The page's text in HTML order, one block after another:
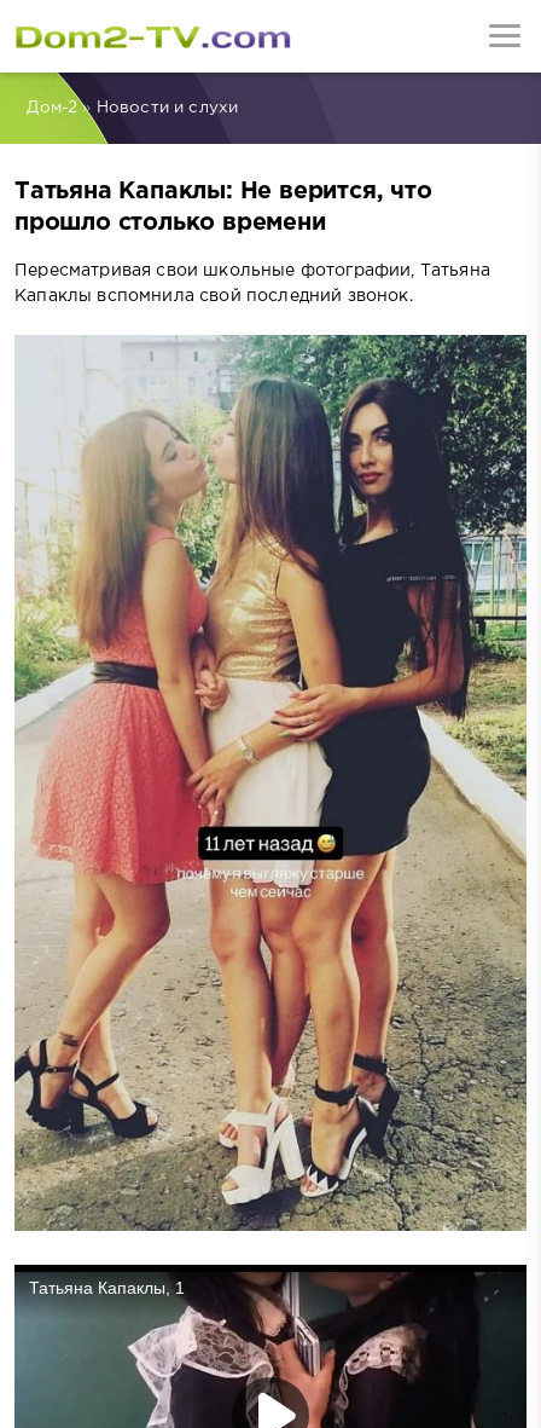
Дом-2» Новости и слухи
Татьяна Капаклы: Не верится, что
прошло столько времени
Пересматривая свои школьные фотографии, Татьяна
Капаклы вспомнила свой последний звонок.